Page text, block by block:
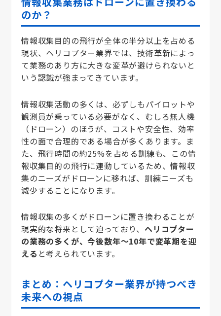
のか？
情報収集目的の飛行が全体の半分以上を占める
現状、ヘリコプター業界では、技術革新によっ
て業務のあり方に大きな変革が避けられないと
いう認識が強まってきています。
情報収集活動の多くは、必ずしもパイロットや
観測員が乗っている必要がなく、むしろ無人機
（ドローン）のほうが、コストや安全性、効率
性の面で合理的である場合が多くあります。ま
た、飛行時間の約25%を占める訓練も、この情
報収集目的の飛行に連動しているため、情報収
集のニーズがドローンに移れば、訓練ニーズも
減少することになります。
情報収集の多くがドローンに置き換わることが
現実的な将来として迫っており、 ヘリコプター
の業務の多くが、今後数年〜10年で変革期を迎
える と考えられています。
まとめ：ヘリコプター業界が持つべき
未来への視点